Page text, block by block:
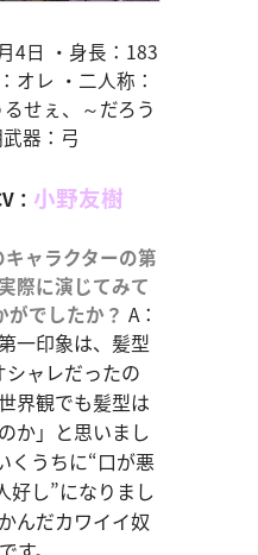
4日 ・身長：183
オレ ・二人称：
せぇ、～だろう
器：弓
： 小野友樹
ャラクターの第
際に演じてみて
がでしたか？ A：
一印象は、髪型
シャレだったの
界観でも髪型は
か」と思いまし
くうちに“口が悪
好し”になりまし
んだカワイイ奴